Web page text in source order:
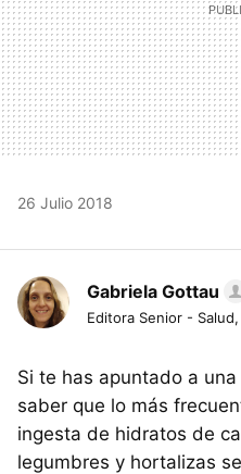
26 Julio 2018
Gabriela Gottau
Editora Senior -
Si te has apuntado a
saber que lo más
ingesta de hidratos de
legumbres y hortalizas